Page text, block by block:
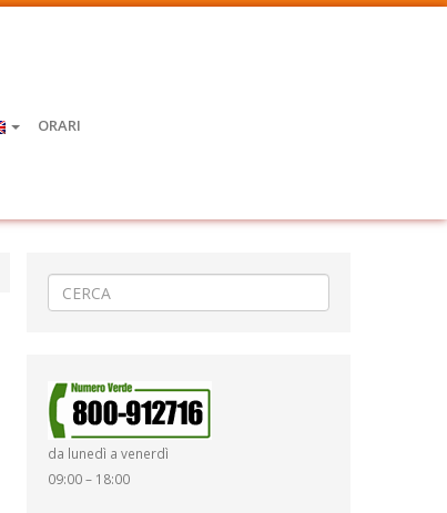
ORARI
da lunedì a venerdì
09:00 – 18:00